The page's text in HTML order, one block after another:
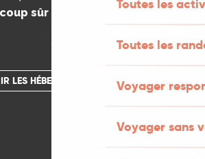
Toutes les
Toutes les
Voyager
Voyager sans
sûr votre bonheur dans le Lot.
.
LES HÉBERGEMENTS INSOLITES